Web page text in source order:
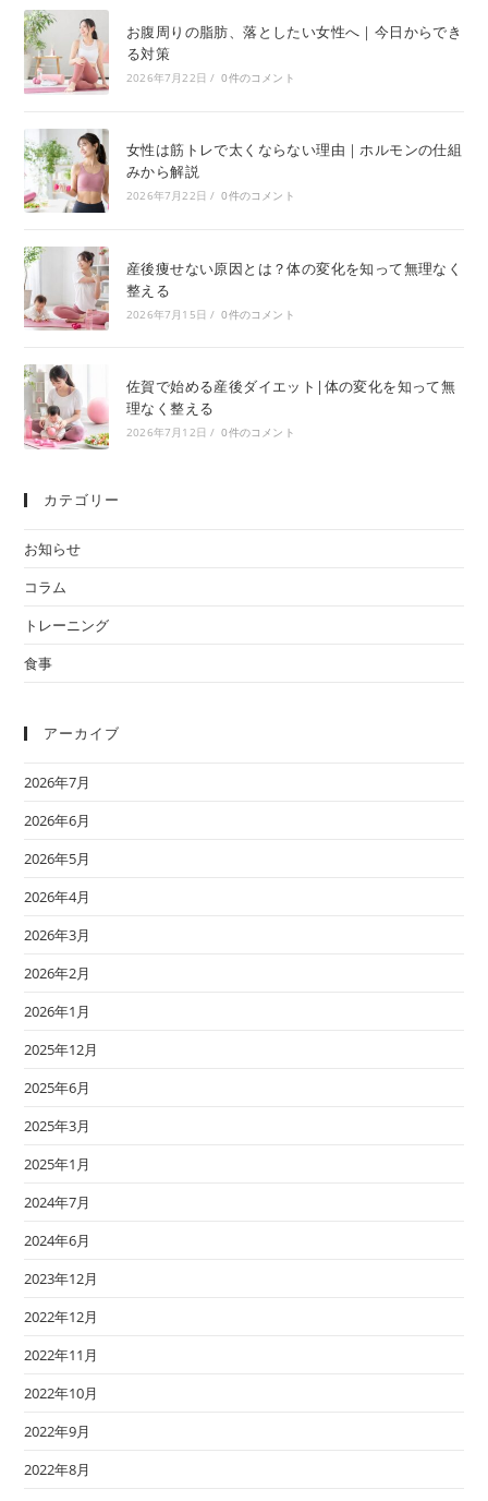
お腹周りの脂肪、落としたい女性へ｜今日からでき
る対策
2026年7月22日 / 0件のコメント
女性は筋トレで太くならない理由｜ホルモンの仕組
みから解説
2026年7月22日 / 0件のコメント
産後痩せない原因とは？体の変化を知って無理なく
整える
2026年7月15日 / 0件のコメント
佐賀で始める産後ダイエット|体の変化を知って無
理なく整える
2026年7月12日 / 0件のコメント
カテゴリー
お知らせ
コラム
トレーニング
食事
アーカイブ
2026年7月
2026年6月
2026年5月
2026年4月
2026年3月
2026年2月
2026年1月
2025年12月
2025年6月
2025年3月
2025年1月
2024年7月
2024年6月
2023年12月
2022年12月
2022年11月
2022年10月
2022年9月
2022年8月